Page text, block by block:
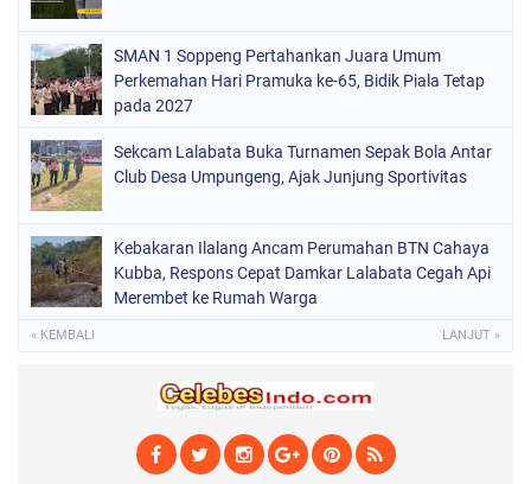
POLRI
SOPPENG
SULSEL (846)
SMAN 1 Soppeng Pertahankan Juara Umum
Perkemahan Hari Pramuka ke-65, Bidik Piala Tetap
pada 2027
Sekcam Lalabata Buka Turnamen Sepak Bola Antar
Club Desa Umpungeng, Ajak Junjung Sportivitas
Kebakaran Ilalang Ancam Perumahan BTN Cahaya
Kubba, Respons Cepat Damkar Lalabata Cegah Api
Merembet ke Rumah Warga
« KEMBALI LANJUT »